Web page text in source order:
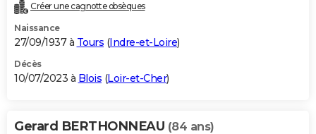
Créer une cagnotte obsèques
Naissance
27/09/1937 à Tours (Indre-et-Loire)
Décès
10/07/2023 à Blois (Loir-et-Cher)
Gerard BERTHONNEAU (84 ans)